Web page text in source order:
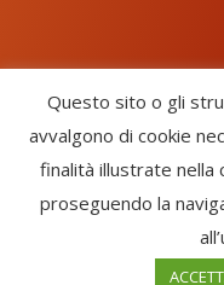
Chorus Inside -
Settore · CF: 93058420691
CHORUS INSIDE ® TRADE
Enfold
Questo sito o gli
avvalgono di cookie
finalità illustrate nella
proseguendo la